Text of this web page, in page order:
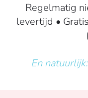
Regelmatig
levertijd •
En